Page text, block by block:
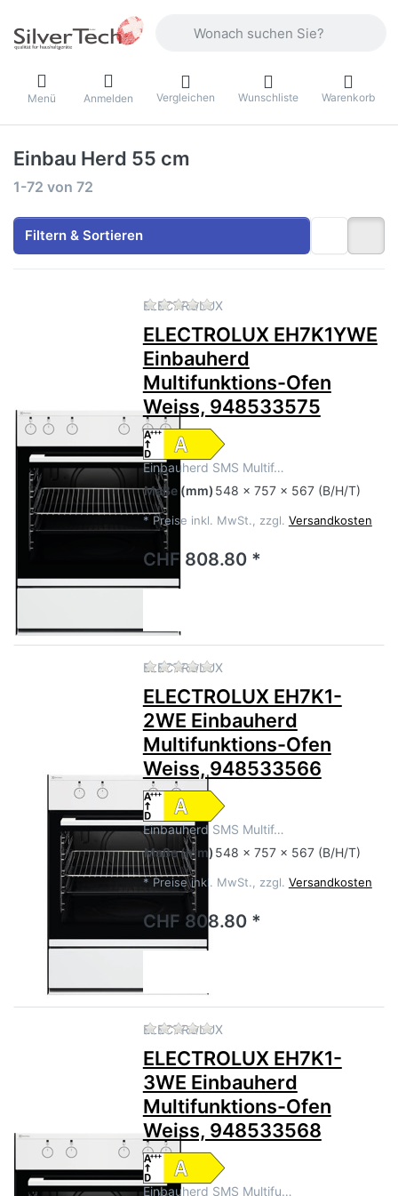
Menü Anmelden Vergleichen Wunschliste Warenkorb
Einbau Herd 55 cm
Suchergebnisse:
1-72 von 72
Filtern & Sortieren
ELECTROLUXZu diesem Produkt liegen
ELECTROLUX EH7K1YWE
Einbauherd
Multifunktions-Ofen
Weiss, 948533575
Einbauherd SMS Multif…
Maße (mm) 548 x 757 x 567 (B/H/T)
* Preise inkl. MwSt., zzgl. Versandkosten
CHF 808.80 *
ELECTROLUXZu diesem Produkt liegen
ELECTROLUX EH7K1-
2WE Einbauherd
Multifunktions-Ofen
Weiss, 948533566
Einbauherd SMS Multif…
Maße(mm) 548 x 757 x 567 (B/H/T)
* Preise inkl. MwSt., zzgl. Versandkosten
CHF 808.80 *
ELECTROLUXZu diesem Produkt liegen
ELECTROLUX EH7K1-
3WE Einbauherd
Multifunktions-Ofen
Weiss, 948533568
Einbauherd SMS Multifu…